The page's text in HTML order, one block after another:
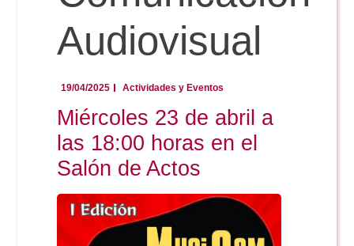
Audiovisual
19/04/2025 Actividades y Eventos
Miércoles 23 de abril a
las 18:00 horas en el
Salón de Actos